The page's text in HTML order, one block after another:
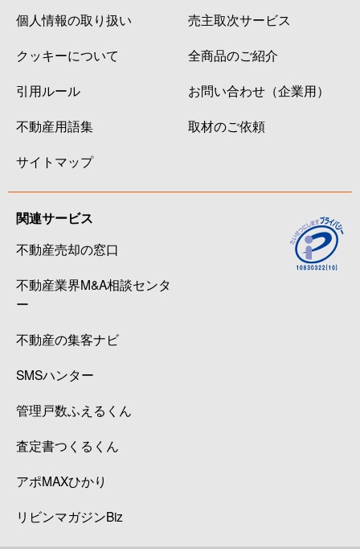
個人情報の取り扱い
クッキーについて
引用ルール
不動産用語集
サイトマップ
売主取次サービス
全商品のご紹介
お問い合わせ（企業用）
取材のご依頼
関連サービス
不動産売却の窓口
不動産業界M&A相談センタ
ー
不動産の集客ナビ
SMSハンター
管理戸数ふえるくん
査定書つくるくん
アポMAXひかり
リビンマガジンBiz